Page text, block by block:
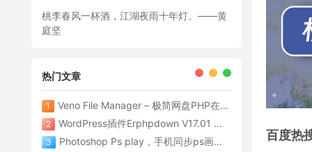
百度热
桃李春风一杯酒，江湖夜雨十年灯。——黄
庭坚
热门文章
1 Veno File Manager – 极简网盘PHP在线网盘系统- v4.1
2 WordPress插件Erphpdown V17.01 为网站添加付费下载功能
3 Photoshop Ps play，手机同步ps画面神器